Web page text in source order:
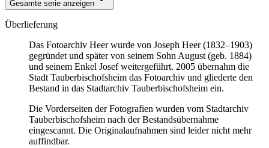
Gesamte serie anzeigen
Überlieferung
Das Fotoarchiv Heer wurde von Joseph Heer (1832–1903)
gegründet und später von seinem Sohn August (geb. 1884)
und seinem Enkel Josef weitergeführt. 2005 übernahm die
Stadt Tauberbischofsheim das Fotoarchiv und gliederte den
Bestand in das Stadtarchiv Tauberbischofsheim ein.
Die Vorderseiten der Fotografien wurden vom Stadtarchiv
Tauberbischofsheim nach der Bestandsübernahme
eingescannt. Die Originalaufnahmen sind leider nicht mehr
auffindbar.